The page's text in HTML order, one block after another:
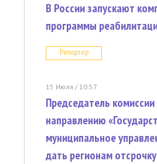
В России запускают
программы
Репортер
15 Июля / 10:57
Председатель
направлению
муниципальное
дать регионам